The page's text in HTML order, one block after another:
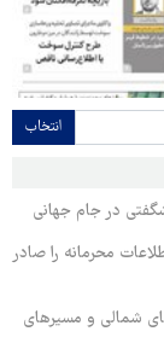
انتخاب
محرمانه را صادر
شمالی و مسیرهای